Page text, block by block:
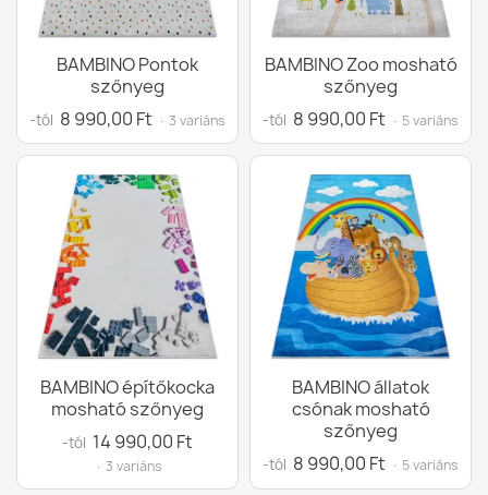
BAMBINO Pontok
szőnyeg
-tól 8 990,00 Ft · 3 variáns
BAMBINO Zoo mosható
szőnyeg
-tól 8 990,00 Ft · 5 variáns
BAMBINO építőkocka
mosható szőnyeg
-tól 14 990,00 Ft
· 3 variáns
BAMBINO állatok
csónak mosható
szőnyeg
-tól 8 990,00 Ft · 5 variáns